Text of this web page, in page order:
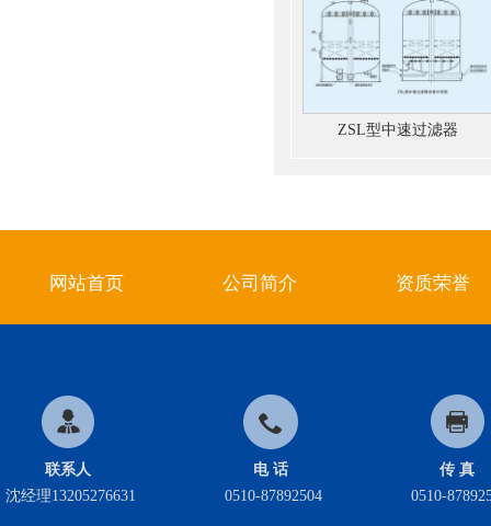
ZSL型中速过滤器
网站首页 公司简介 资质荣誉
联系人
沈经理13205276631
电 话
0510-87892504
传 真
0510-